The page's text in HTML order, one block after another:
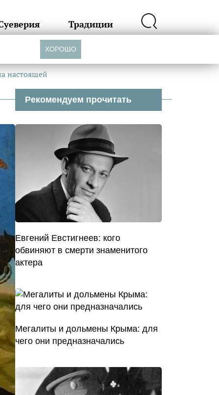
Традиции
настоящей
Рекомендуем прочитать
Евгений Евстигнеев: кого
обвиняют в смерти знаменитого
актера
Мегалиты и дольмены Крыма: для
чего они предназначались
ХОРОШО